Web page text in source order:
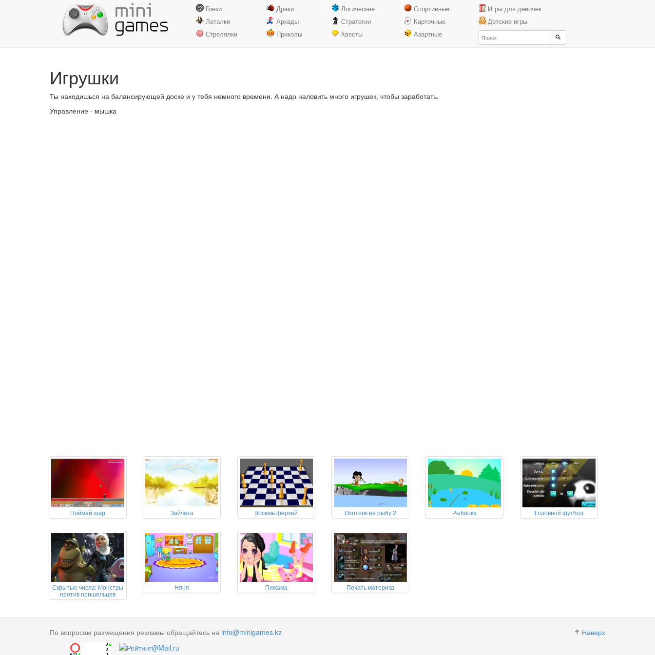
Гонки
Леталки
Стрелялки
Драки
Аркады
Приколы
Логические
Стратегии
Квесты
Спортивные
Карточные
Азартные
Игры для девочек
Детские игры
Игрушки
Ты находишься на балансирующей доске и у тебя немного времени. А надо наловить много игрушек, чтобы заработать.
Управление - мышка
Поймай шар Зайчата Восемь ферзей Охотник на рыбу 2 Рыбаока Головной футбол
Скрытые числа: Монстры
против пришельцев
Няня Пижама Печать материка
Наверх
По вопросам размещения рекламы обращайтесь на info@minigames.kz